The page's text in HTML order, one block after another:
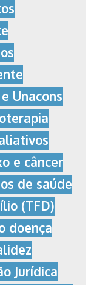
Unacons
e câncer
de saúde
(TFD)
doença
Jurídica